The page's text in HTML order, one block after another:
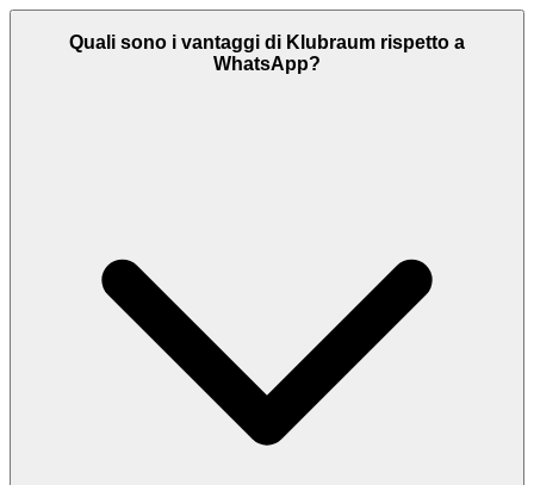
Quali sono i vantaggi di Klubraum rispetto a
WhatsApp?